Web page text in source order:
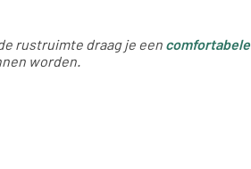
rustruimte draag je een comfortabele
worden.